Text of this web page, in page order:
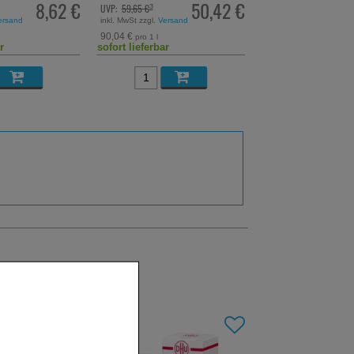
8,62 € 50,42 €
UVP: 59,65 €³
inkl. MwSt zzgl. Versand
90,04 € pro 1 l
sofort lieferbar